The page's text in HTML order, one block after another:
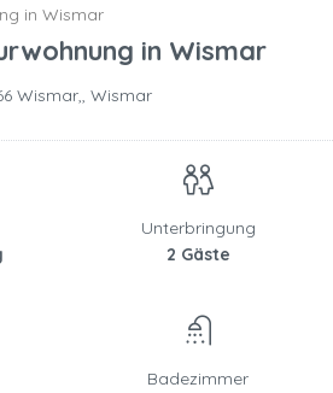
in Wismar
in Wismar
Wismar,, Wismar
Unterbringung
2 Gäste
Badezimmer